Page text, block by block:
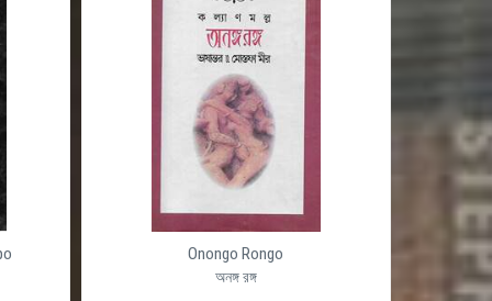
Onongo Rongo
অনঙ্গ রঙ্গ